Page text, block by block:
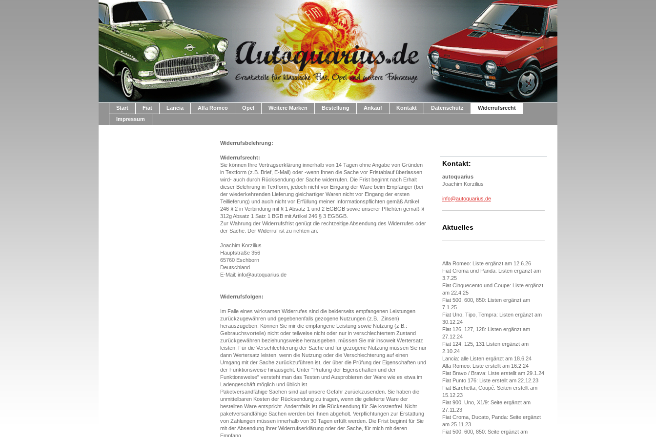
Start Fiat Lancia Alfa Romeo Opel Weitere Marken Bestellung Ankauf Kontakt Datenschutz
Widerrufsrecht
Impressum
Widerrufsbelehrung:
Widerrufsrecht:
Sie können Ihre Vertragserklärung innerhalb von 14 Tagen ohne Angabe von Gründen
in Textform (z.B. Brief, E-Mail) oder -wenn Ihnen die Sache vor Fristablauf überlassen
wird- auch durch Rücksendung der Sache widerrufen. Die Frist beginnt nach Erhalt
dieser Belehrung in Textform, jedoch nicht vor Eingang der Ware beim Empfänger (bei
der wiederkehrenden Lieferung gleichartiger Waren nicht vor Eingang der ersten
Teillieferung) und auch nicht vor Erfüllung meiner Informationspflichten gemäß Artikel
246 § 2 in Verbindung mit § 1 Absatz 1 und 2 EGBGB sowie unserer Pflichten gemäß §
312g Absatz 1 Satz 1 BGB mit Artikel 246 § 3 EGBGB.
Zur Wahrung der Widerrufsfrist genügt die rechtzeitige Absendung des Widerrufes oder
der Sache. Der Widerruf ist zu richten an:
Joachim Korzilius
Hauptstraße 356
65760 Eschborn
Deutschland
E-Mail: info@autoquarius.de
Widerrufsfolgen:
Im Falle eines wirksamen Widerrufes sind die beiderseits empfangenen Leistungen
zurückzugewähren und gegebenenfalls gezogene Nutzungen (z.B.: Zinsen)
herauszugeben. Können Sie mir die empfangene Leistung sowie Nutzung (z.B.:
Gebrauchsvorteile) nicht oder teilweise nicht oder nur in verschlechtertem Zustand
zurückgewähren beziehungsweise herausgeben, müssen Sie mir insoweit Wertersatz
leisten. Für die Verschlechterung der Sache und für gezogene Nutzung müssen Sie nur
dann Wertersatz leisten, wenn die Nutzung oder die Verschlechterung auf einen
Umgang mit der Sache zurückzuführen ist, der über die Prüfung der Eigenschaften und
der Funktionsweise hinausgeht. Unter "Prüfung der Eigenschaften und der
Funktionsweise" versteht man das Testen und Ausprobieren der Ware wie es etwa im
Ladengeschäft möglich und üblich ist.
Paketversandfähige Sachen sind auf unsere Gefahr zurückzusenden. Sie haben die
unmittelbaren Kosten der Rücksendung zu tragen, wenn die gelieferte Ware der
bestellten Ware entspricht. Andernfalls ist die Rücksendung für Sie kostenfrei. Nicht
paketversandfähige Sachen werden bei Ihnen abgeholt. Verpflichtungen zur Erstattung
von Zahlungen müssen innerhalb von 30 Tagen erfüllt werden. Die Frist beginnt für Sie
mit der Absendung Ihrer Widerrufserklärung oder der Sache, für mich mit deren
Empfang.
Kontakt:
autoquarius
Joachim Korzilius
info@autoquarius.de
Aktuelles
Alfa Romeo: Liste ergänzt am 12.6.26
Fiat Croma und Panda: Listen ergänzt am
3.7.25
Fiat Cinquecento und Coupe: Liste ergänzt
am 22.4.25
Fiat 500, 600, 850: Listen ergänzt am
7.1.25
Fiat Uno, Tipo, Tempra: Listen ergänzt am
30.12.24
Fiat 126, 127, 128: Listen ergänzt am
27.12.24
Fiat 124, 125, 131 Listen ergänzt am
2.10.24
Lancia: alle Listen ergänzt am 18.6.24
Alfa Romeo: Liste erstellt am 16.2.24
Fiat Bravo / Brava: Liste erstellt am 29.1.24
Fiat Punto 176: Liste erstellt am 22.12.23
Fiat Barchetta, Coupé: Seiten erstellt am
15.12.23
Fiat 900, Uno, X1/9: Seite ergänzt am
27.11.23
Fiat Croma, Ducato, Panda: Seite ergänzt
am 25.11.23
Fiat 500, 600, 850: Seite ergänzt am